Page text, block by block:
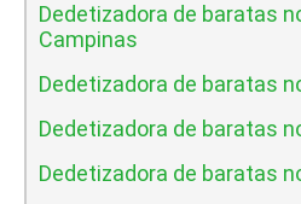
Dedetizadora de baratas
Campinas
Dedetizadora de baratas
Dedetizadora de baratas
Dedetizadora de baratas